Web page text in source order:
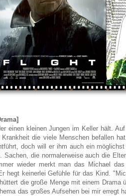
einen kleinen Jungen im Keller hält.
die viele Menschen befallen
doch will er ihm auch ein
die normalerweise auch die
wieder merkt man das Michael
hegt keinerlei Gefühle für das Kind.
die große Menge mit einem Drama
das großes Aufsehen bei mir erregt